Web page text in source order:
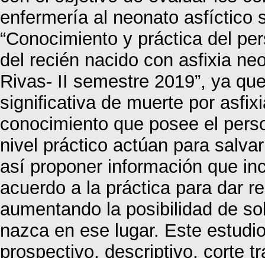
enfermería al neonato asfíctico
“Conocimiento y práctica del
del recién nacido con asfixia
Rivas- II semestre 2019”, ya
significativa de muerte por
conocimiento que posee el
nivel práctico actúan para
así proponer información que
acuerdo a la práctica para dar
aumentando la posibilidad de
nazca en ese lugar. Este
prospectivo, descriptivo, corte